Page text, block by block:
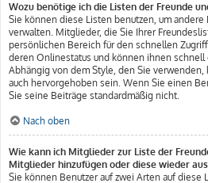
Wozu benötige ich die Listen der Freunde
Sie können diese Listen benutzen, um
verwalten. Mitglieder, die Sie Ihrer
persönlichen Bereich für den schnellen
deren Onlinestatus und können ihnen
Abhängig von dem Style, den Sie
auch hervorgehoben sein. Wenn Sie einen
Sie seine Beiträge standardmäßig nicht.
Nach oben
Wie kann ich Mitglieder zur Liste der
Mitglieder hinzufügen oder diese wieder
Sie können Benutzer auf zwei Arten auf diese